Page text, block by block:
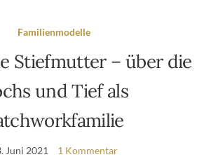
Familienmodelle
Stiefmutter – über die
und Tief als
Juni 2021 1 Kommentar